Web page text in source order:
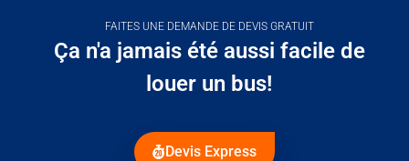
FAITES UNE DEMANDE DE DEVIS GRATUIT
Ça n'a jamais été aussi facile de
louer un bus!
Devis Express